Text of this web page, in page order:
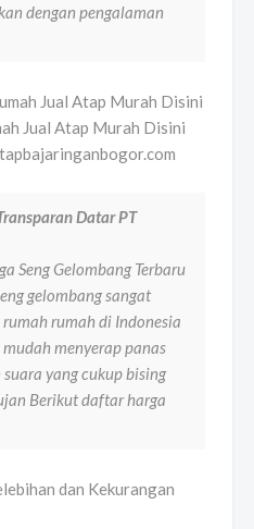
dengan pengalaman
Jual Atap Murah Disini
Datar PT
Seng Gelombang Terbaru
gelombang sangat
rumah di Indonesia
menyerap panas
yang cukup bising
Berikut daftar harga